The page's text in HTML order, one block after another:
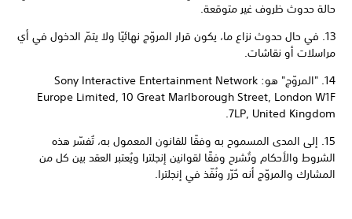
حالة حدوث ظروف غير متوقعة.
13. في حال حدوث نزاع ما، يكون قرار المروّج نهائيًا ولا يتمّ الدخول في أي
مراسلات أو نقاشات.
14. "المروّج" هو: Sony Interactive Entertainment Network
Europe Limited, 10 Great Marlborough Street, London W1F
7LP, United Kingdom.
15. إلى المدى المسموح به وفقًا للقانون المعمول به، تُفسّر هذه
الشروط والأحكام وتُشرح وفقًا لقوانين إنجلترا ويُعتبر العقد بين كل من
المشارك والمروّج أنه حُرّر ونُفّذ في إنجلترا.